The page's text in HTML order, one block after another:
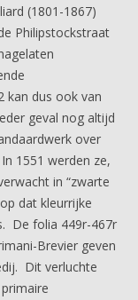
(1801-1867)
Philipstockstraat
kan dus ook van
geval nog altijd
over
1551 werden ze,
in “zwarte
dat kleurrijke
De folia 449r-467r
Brevier geven
Dit verluchte